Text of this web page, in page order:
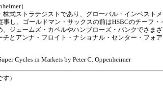
）
式ストラテジストであり、グローバル・インベスト
し、ゴールドマン・サックスの前はHSBCのチーフ
ジェームズ・カペルやハンブローズ・バンクでさま
とアンナ・フロイト・ナショナル・センター・フォ
Cycles in Markets by Peter C. Oppenheimer
）